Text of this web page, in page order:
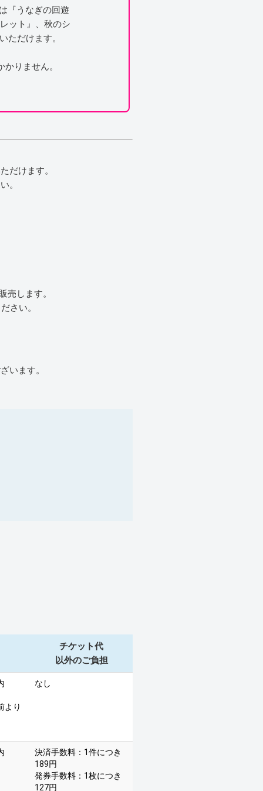
『うなぎの回遊
ット』、秋のシ
ただけます。
りません。
だけます。
。
売します。
さい。
います。
チケット代
以外のご負担
より
なし
決済手数料：1件につき
189円
発券手数料：1枚につき
127円